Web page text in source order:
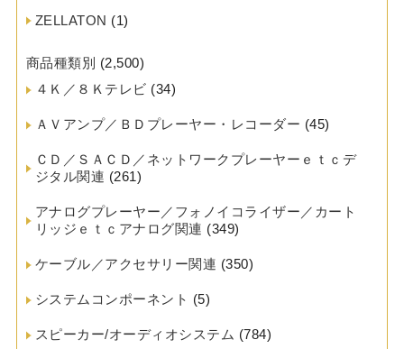
ZELLATON (1)
商品種類別 (2,500)
４Ｋ／８Ｋテレビ (34)
ＡＶアンプ／ＢＤプレーヤー・レコーダー (45)
ＣＤ／ＳＡＣＤ／ネットワークプレーヤーｅｔｃデ
ジタル関連 (261)
アナログプレーヤー／フォノイコライザー／カート
リッジｅｔｃアナログ関連 (349)
ケーブル／アクセサリー関連 (350)
システムコンポーネント (5)
スピーカー/オーディオシステム (784)